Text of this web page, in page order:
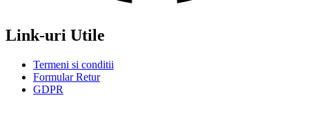
Link-uri Utile
Termeni si conditii
Formular Retur
GDPR